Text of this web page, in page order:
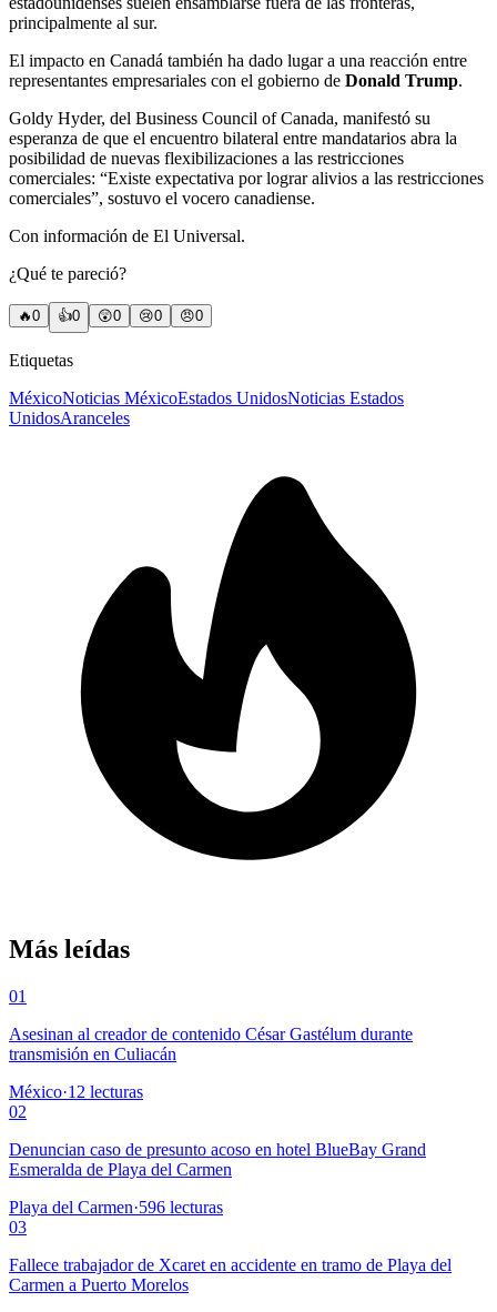
principalmente al sur.
El impacto en Canadá también ha dado lugar a una reacción entre
representantes empresariales con el gobierno de Donald Trump.
Goldy Hyder, del Business Council of Canada, manifestó su
esperanza de que el encuentro bilateral entre mandatarios abra la
posibilidad de nuevas flexibilizaciones a las restricciones
comerciales: “Existe expectativa por lograr alivios a las restricciones
comerciales”, sostuvo el vocero canadiense.
Con información de El Universal.
¿Qué te pareció?
🔥0 👍0 😲0 😢0 😠0
Etiquetas
MéxicoNoticias MéxicoEstados UnidosNoticias Estados
UnidosAranceles
Más leídas
01
Asesinan al creador de contenido César Gastélum durante
transmisión en Culiacán
México·12 lecturas
02
Denuncian caso de presunto acoso en hotel BlueBay Grand
Esmeralda de Playa del Carmen
Playa del Carmen·596 lecturas
03
Fallece trabajador de Xcaret en accidente en tramo de Playa del
Carmen a Puerto Morelos